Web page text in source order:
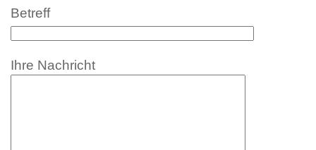
Betreff
Ihre Nachricht